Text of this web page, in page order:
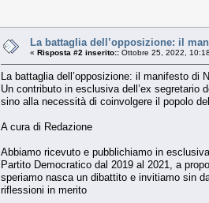
La battaglia dell’opposizione: il
« Risposta #2 inserito:: Ottobre 25, 2022,
La battaglia dell’opposizione: il manifesto di
Un contributo in esclusiva dell’ex segretario
sino alla necessità di coinvolgere il popolo
A cura di Redazione
Abbiamo ricevuto e pubblichiamo in
Partito Democratico dal 2019 al 2021, a
speriamo nasca un dibattito e invitiamo sin
riflessioni in merito